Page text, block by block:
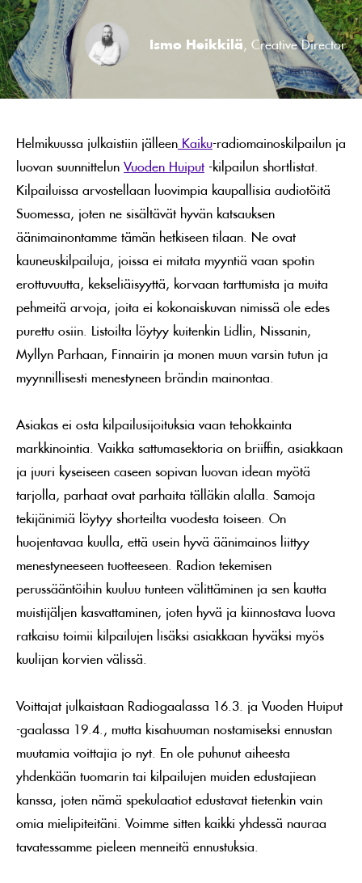
Ismo Heikkilä, Creative Director
Helmikuussa julkaistiin jälleen Kaiku-radiomainoskilpailun ja
luovan suunnittelun Vuoden Huiput -kilpailun shortlistat.
Kilpailuissa arvostellaan luovimpia kaupallisia audiotöitä
Suomessa, joten ne sisältävät hyvän katsauksen
äänimainontamme tämän hetkiseen tilaan. Ne ovat
kauneuskilpailuja, joissa ei mitata myyntiä vaan spotin
erottuvuutta, kekseliäisyyttä, korvaan tarttumista ja muita
pehmeitä arvoja, joita ei kokonaiskuvan nimissä ole edes
purettu osiin. Listoilta löytyy kuitenkin Lidlin, Nissanin,
Myllyn Parhaan, Finnairin ja monen muun varsin tutun ja
myynnillisesti menestyneen brändin mainontaa.
Asiakas ei osta kilpailusijoituksia vaan tehokkainta
markkinointia. Vaikka sattumasektoria on briiffin, asiakkaan
ja juuri kyseiseen caseen sopivan luovan idean myötä
tarjolla, parhaat ovat parhaita tälläkin alalla. Samoja
tekijänimiä löytyy shorteilta vuodesta toiseen. On
huojentavaa kuulla, että usein hyvä äänimainos liittyy
menestyneeseen tuotteeseen. Radion tekemisen
perussääntöihin kuuluu tunteen välittäminen ja sen kautta
muistijäljen kasvattaminen, joten hyvä ja kiinnostava luova
ratkaisu toimii kilpailujen lisäksi asiakkaan hyväksi myös
kuulijan korvien välissä.
Voittajat julkaistaan Radiogaalassa 16.3. ja Vuoden Huiput
-gaalassa 19.4., mutta kisahuuman nostamiseksi ennustan
muutamia voittajia jo nyt. En ole puhunut aiheesta
yhdenkään tuomarin tai kilpailujen muiden edustajiean
kanssa, joten nämä spekulaatiot edustavat tietenkin vain
omia mielipiteitäni. Voimme sitten kaikki yhdessä nauraa
tavatessamme pieleen menneitä ennustuksia.